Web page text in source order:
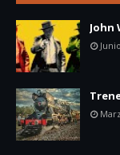
John